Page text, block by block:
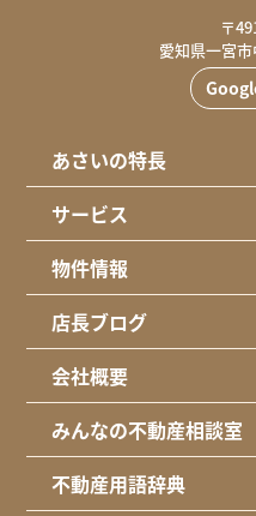
〒
愛知県一宮
あさいの特長
サービス
物件情報
店長ブログ
会社概要
みんなの不動産相談室
不動産用語辞典